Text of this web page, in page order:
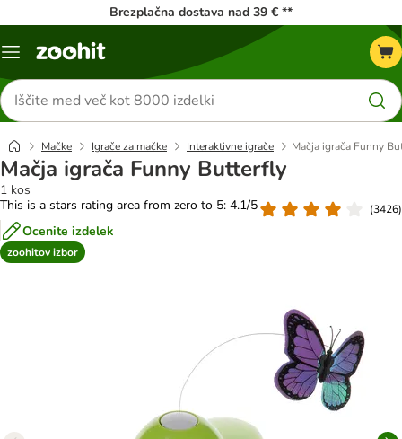
Brezplačna dostava nad 39 € **
Meni
Iskanje
izdelkov
Mačke Igrače za mačke Interaktivne igrače Mačja igrača Funny
Mačja igrača Funny Butterfly
1 kos
This is a stars rating area from zero to 5: 4.1/5
(3426)
Ocenite izdelek
zoohitov izbor